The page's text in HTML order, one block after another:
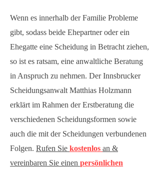
Wenn es innerhalb der Familie Probleme
gibt, sodass beide Ehepartner oder ein
Ehegatte eine Scheidung in Betracht ziehen,
so ist es ratsam, eine anwaltliche Beratung
in Anspruch zu nehmen. Der Innsbrucker
Scheidungsanwalt Matthias Holzmann
erklärt im Rahmen der Erstberatung die
verschiedenen Scheidungsformen sowie
auch die mit der Scheidungen verbundenen
Folgen. Rufen Sie kostenlos an &
vereinbaren Sie einen persönlichen